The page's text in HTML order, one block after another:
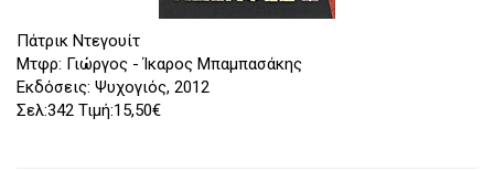
Πάτρικ Ντεγουίτ
Mτφρ: Γιώργος - Ίκαρος Μπαμπασάκης
Εκδόσεις: Ψυχογιός, 2012
Σελ:342 Τιμή:15,50€